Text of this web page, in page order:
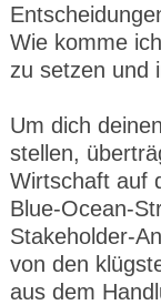
Wie komme
zu setzen und
Um dich
stellen,
Wirtschaft auf
Blue-Ocean-
Stakeholder-
von den
aus dem